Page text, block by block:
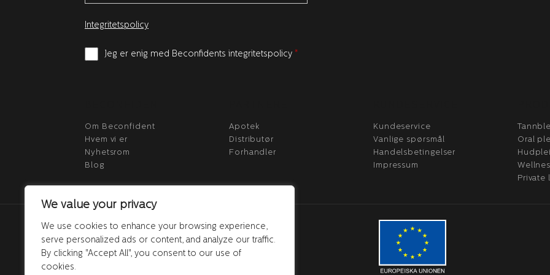
We value your privacy
We use cookies to enhance your browsing experience,
serve personalized ads or content, and analyze our traffic.
By clicking "Accept All", you consent to our use of
cookies.
Integritetspolicy
Jeg er enig med Beconfidents integritetspolicy *
Om Beconfident
Hvem vi er
Nyhetsrom
Blog
Apotek
Distributør
Forhandler
Kundeservice
Vanlige spørsmål
Handelsbetingelser
Impressum
Oral
Private